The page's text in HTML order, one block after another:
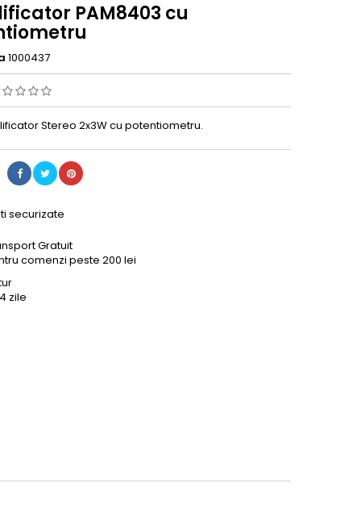
PAM8403 cu
1000437
Stereo 2x3W cu potentiometru.
securizate
Gratuit
comenzi peste 200 lei
zile